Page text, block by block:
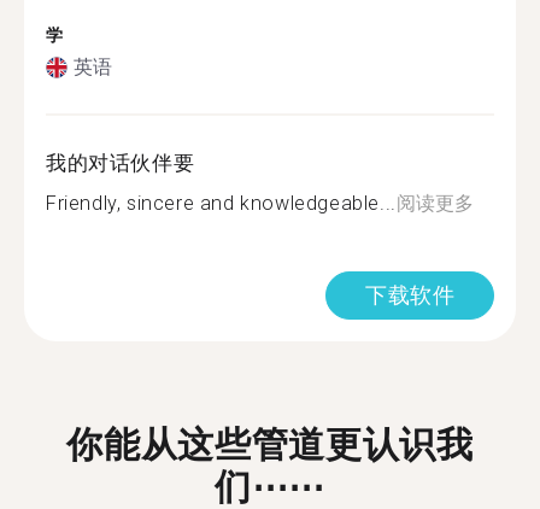
学
英语
我的对话伙伴要
Friendly, sincere and knowledgeable...阅读更多
下载软件
你能从这些管道更认识我
们⋯⋯